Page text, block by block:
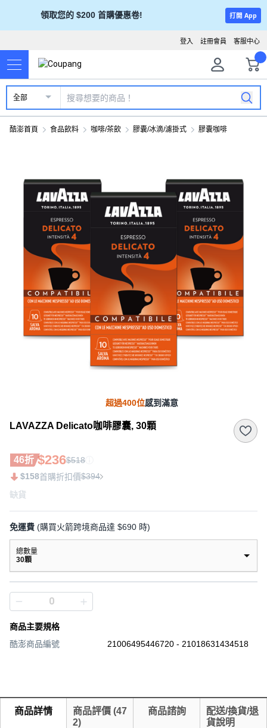
領取您的 $200 首購優惠卷! 打開 App
客服中心
註冊會員
登入
全部
酷澎首頁 食品飲料 咖啡/茶飲 膠囊/冰滴/濾掛式 膠囊咖啡
超過400位感到滿意
LAVAZZA Delicato咖啡膠囊, 30顆
46折 $236$518
$158首購折扣價$394
缺貨
免運費 (購買火箭跨境商品達 $690 時)
總數量
30顆
商品主要規格
酷澎商品編號
21006495446720 - 21018631434518
商品詳情 商品評價 (47
2)
商品諮詢
配送/換貨/退
貨說明